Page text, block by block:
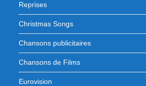
Reprises
Christmas Songs
Chansons publicitaires
Chansons de Films
Eurovision